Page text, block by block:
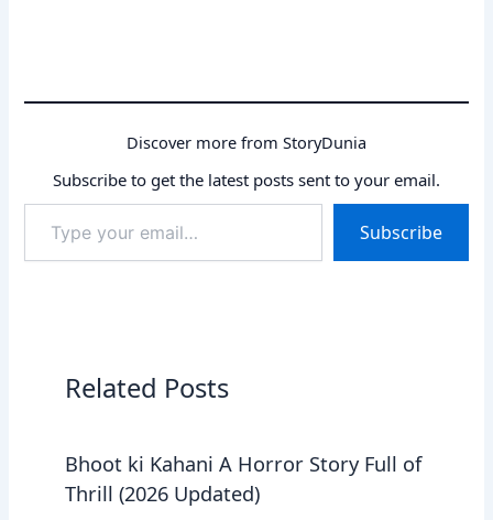
Discover more from StoryDunia
Subscribe to get the latest posts sent to your email.
your
email…
Subscribe
Related Posts
Bhoot ki Kahani A Horror Story Full of
Thrill (2026 Updated)